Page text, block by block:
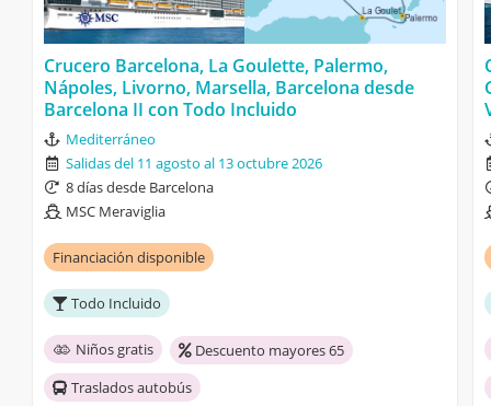
Crucero Barcelona, La Goulette, Palermo,
Nápoles, Livorno, Marsella, Barcelona desde
Barcelona II con Todo Incluido
Mediterráneo
Salidas del 11 agosto al 13 octubre 2026
8 días desde Barcelona
MSC Meraviglia
Financiación disponible
Todo Incluido
Niños gratis
Descuento mayores 65
Traslados autobús